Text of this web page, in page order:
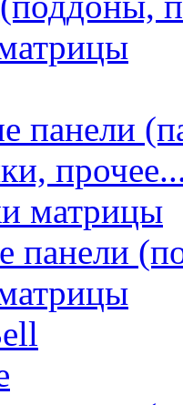
панели
матрицы
панели